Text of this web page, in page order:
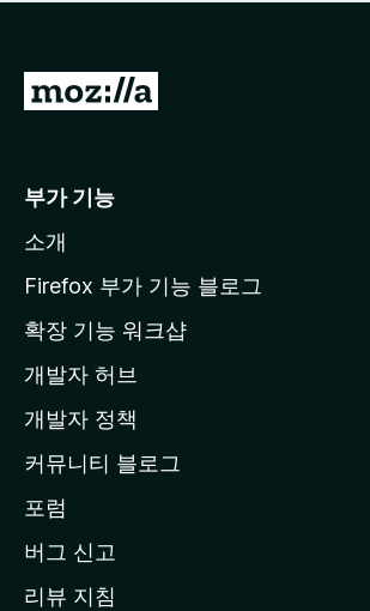
점
습
니
M
l
a
페
이
지
이
동
부가 기능
소개
Firefox 부가 기능 블로그
확장 기능 워크샵
개발자 허브
개발자 정책
커뮤니티 블로그
포럼
버그 신고
리뷰 지침